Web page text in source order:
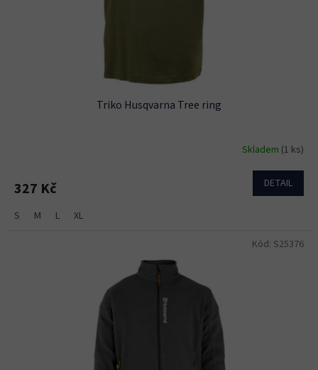
Triko Husqvarna Tree ring
Skladem (1 ks)
327 Kč DETAIL
S M L XL
Kód: S25376